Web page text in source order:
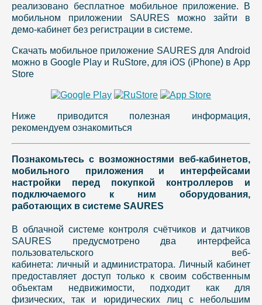
реализовано бесплатное мобильное приложение. В
мобильном приложении SAURES можно зайти в
демо-кабинет без регистрации в системе.
Скачать мобильное приложение SAURES для Android
можно в Google Play и RuStore, для iOS (iPhone) в App
Store
Ниже приводится полезная информация,
рекомендуем ознакомиться
Познакомьтесь с возможностями веб-кабинетов,
мобильного приложения и интерфейсами
настройки перед покупкой контроллеров и
подключаемого к ним оборудования,
работающих в системе SAURES
В облачной системе контроля счётчиков и датчиков
SAURES предусмотрено два интерфейса
пользовательского веб-
кабинета: личный и администратора. Личный кабинет
предоставляет доступ только к своим собственным
объектам недвижимости, подходит как для
физических, так и юридических лиц с небольшим